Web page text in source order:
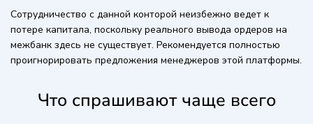
Сотрудничество с данной конторой неизбежно ведет к
потере капитала, поскольку реального вывода ордеров на
межбанк здесь не существует. Рекомендуется полностью
проигнорировать предложения менеджеров этой платформы.
Что спрашивают чаще всего